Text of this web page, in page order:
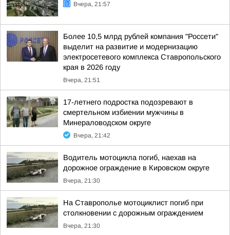
Вчера, 21:57
Более 10,5 млрд рублей компания "Россети"
выделит на развитие и модернизацию
электросетевого комплекса Ставропольского
края в 2026 году
Вчера, 21:51
17-летнего подростка подозревают в
смертельном избиении мужчины в
Минераловодском округе
Вчера, 21:42
Водитель мотоцикла погиб, наехав на
дорожное ограждение в Кировском округе
Вчера, 21:30
На Ставрополье мотоциклист погиб при
столкновении с дорожным ограждением
Вчера, 21:30